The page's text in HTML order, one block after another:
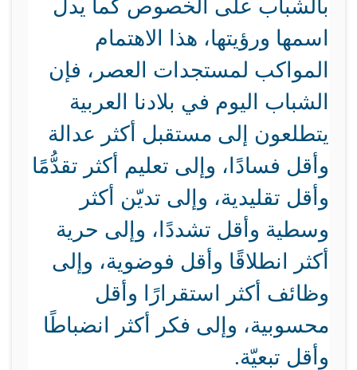
بالشباب على الخصوص كما يدل
اسمها ورؤيتها، هذا الاهتمام
المواكب لمستجدات العصر، فإن
الشباب اليوم في بلادنا العربية
يتطلعون إلى مستقبل أكثر عدالة
وأقل فسادًا، وإلى تعليم أكثر تقدُّمًا
وأقل تقليدية، وإلى تديّن أكثر
وسطية وأقل تشددًا، وإلى حرية
أكثر انطلاقًا وأقل فوضوية، وإلى
وظائف أكثر استقرارًا وأقل
محسوبية، وإلى فكر أكثر انضباطًا
وأقل تبعيّة.